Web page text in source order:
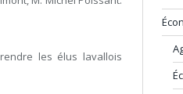
les élus lavallois